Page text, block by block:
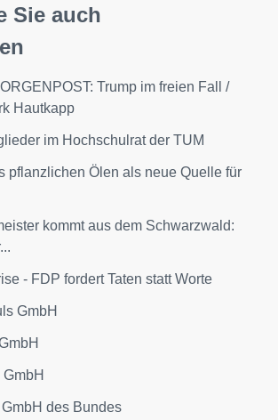
Sie auch
Trump im freien Fall /
Hautkapp
im Hochschulrat der TUM
pflanzlichen Ölen als neue Quelle für
kommt aus dem Schwarzwald:
- FDP fordert Taten statt Worte
GmbH
des Bundes